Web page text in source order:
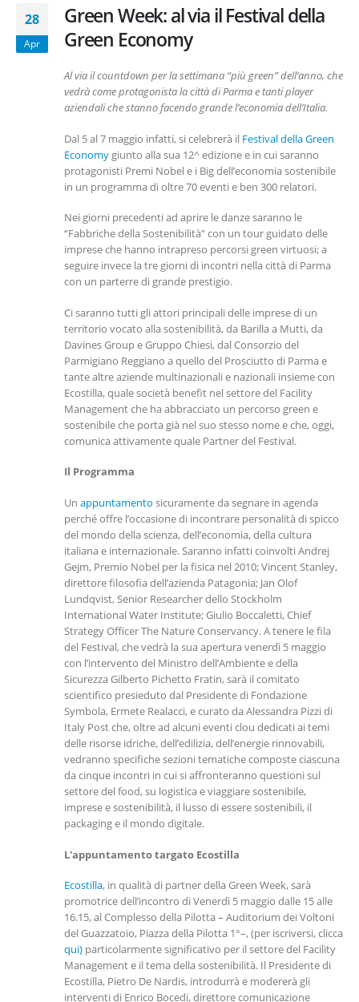
28
Apr
Green Week: al via il Festival della
Green Economy
Al via il countdown per la settimana “più green” dell’anno, che
vedrà come protagonista la città di Parma e tanti player
aziendali che stanno facendo grande l’economia dell’Italia.
Dal 5 al 7 maggio infatti, si celebrerà il Festival della Green
Economy giunto alla sua 12^ edizione e in cui saranno
protagonisti Premi Nobel e i Big dell’economia sostenibile
in un programma di oltre 70 eventi e ben 300 relatori.
Nei giorni precedenti ad aprire le danze saranno le
“Fabbriche della Sostenibilità” con un tour guidato delle
imprese che hanno intrapreso percorsi green virtuosi; a
seguire invece la tre giorni di incontri nella città di Parma
con un parterre di grande prestigio.
Ci saranno tutti gli attori principali delle imprese di un
territorio vocato alla sostenibilità, da Barilla a Mutti, da
Davines Group e Gruppo Chiesi, dal Consorzio del
Parmigiano Reggiano a quello del Prosciutto di Parma e
tante altre aziende multinazionali e nazionali insieme con
Ecostilla, quale società benefit nel settore del Facility
Management che ha abbracciato un percorso green e
sostenibile che porta già nel suo stesso nome e che, oggi,
comunica attivamente quale Partner del Festival.
Il Programma
Un appuntamento sicuramente da segnare in agenda
perché offre l’occasione di incontrare personalità di spicco
del mondo della scienza, dell’economia, della cultura
italiana e internazionale. Saranno infatti coinvolti Andrej
Gejm, Premio Nobel per la fisica nel 2010; Vincent Stanley,
direttore filosofia dell’azienda Patagonia; Jan Olof
Lundqvist, Senior Researcher dello Stockholm
International Water Institute; Giulio Boccaletti, Chief
Strategy Officer The Nature Conservancy. A tenere le fila
del Festival, che vedrà la sua apertura venerdì 5 maggio
con l’intervento del Ministro dell’Ambiente e della
Sicurezza Gilberto Pichetto Fratin, sarà il comitato
scientifico presieduto dal Presidente di Fondazione
Symbola, Ermete Realacci, e curato da Alessandra Pizzi di
Italy Post che, oltre ad alcuni eventi clou dedicati ai temi
delle risorse idriche, dell’edilizia, dell’energie rinnovabili,
vedranno specifiche sezioni tematiche composte ciascuna
da cinque incontri in cui si affronteranno questioni sul
settore del food, su logistica e viaggiare sostenibile,
imprese e sostenibilità, il lusso di essere sostenibili, il
packaging e il mondo digitale.
L'appuntamento targato Ecostilla
Ecostilla, in qualità di partner della Green Week, sarà
promotrice dell’incontro di Venerdì 5 maggio dalle 15 alle
16.15, al Complesso della Pilotta – Auditorium dei Voltoni
del Guazzatoio, Piazza della Pilotta 1°–, (per iscriversi, clicca
qui) particolarmente significativo per il settore del Facility
Management e il tema della sostenibilità. Il Presidente di
Ecostilla, Pietro De Nardis, introdurrà e modererà gli
interventi di Enrico Bocedi, direttore comunicazione